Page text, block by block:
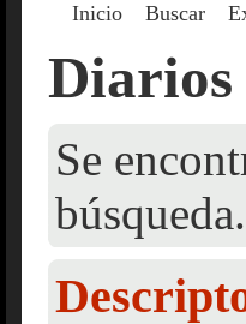
Inicio Buscar
Diarios
Se